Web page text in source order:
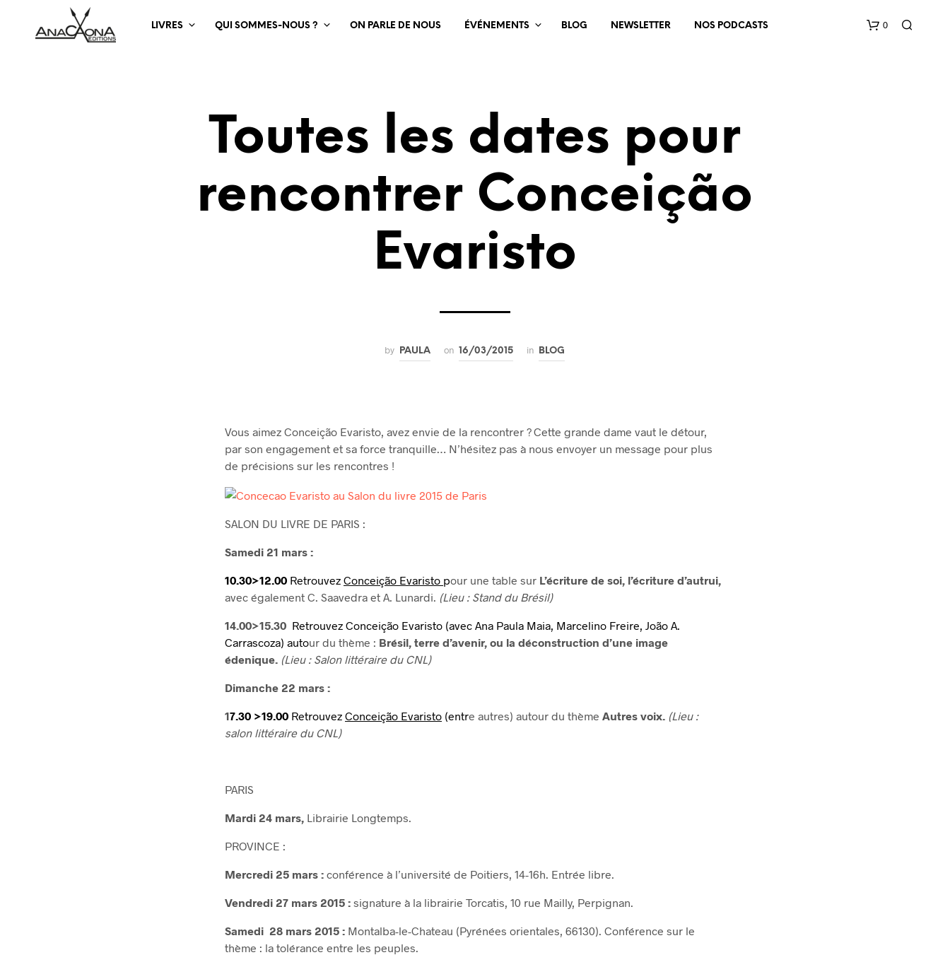
LIVRES QUI SOMMES-NOUS ? ON PARLE DE NOUS ÉVÉNEMENTS BLOG NEWSLETTER NOS PODCASTS 0
Toutes les dates pour
rencontrer Conceição
Evaristo
by PAULA on 16/03/2015 in BLOG
Vous aimez Conceição Evaristo, avez envie de la rencontrer ? Cette grande dame vaut le détour,
par son engagement et sa force tranquille… N’hésitez pas à nous envoyer un message pour plus
de précisions sur les rencontres !
SALON DU LIVRE DE PARIS :
Samedi 21 mars :
10.30>12.00 Retrouvez Conceição Evaristo pour une table sur L’écriture de soi, l’écriture d’autrui,
avec également C. Saavedra et A. Lunardi. (Lieu : Stand du Brésil)
14.00>15.30 Retrouvez Conceição Evaristo (avec Ana Paula Maia, Marcelino Freire, João A.
Carrascoza) autour du thème : Brésil, terre d’avenir, ou la déconstruction d’une image
édenique. (Lieu : Salon littéraire du CNL)
Dimanche 22 mars :
17.30 >19.00 Retrouvez Conceição Evaristo (entre autres) autour du thème Autres voix. (Lieu :
salon littéraire du CNL)
PARIS
Mardi 24 mars, Librairie Longtemps.
PROVINCE :
Mercredi 25 mars : conférence à l’université de Poitiers, 14-16h. Entrée libre.
Vendredi 27 mars 2015 : signature à la librairie Torcatis, 10 rue Mailly, Perpignan.
Samedi 28 mars 2015 : Montalba-le-Chateau (Pyrénées orientales, 66130). Conférence sur le
thème : la tolérance entre les peuples.